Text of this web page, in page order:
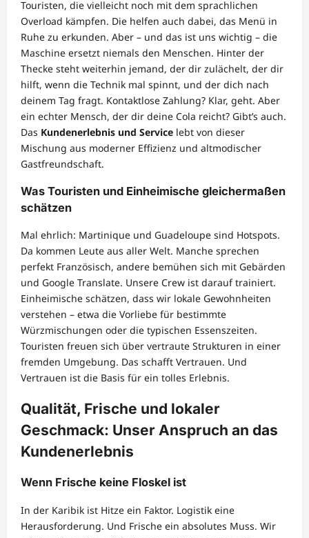
Touristen, die vielleicht noch mit dem sprachlichen
Overload kämpfen. Die helfen auch dabei, das Menü in
Ruhe zu erkunden. Aber – und das ist uns wichtig – die
Maschine ersetzt niemals den Menschen. Hinter der
Thecke steht weiterhin jemand, der dir zulächelt, der dir
hilft, wenn die Technik mal spinnt, und der dich nach
deinem Tag fragt. Kontaktlose Zahlung? Klar, geht. Aber
ein echter Mensch, der dir deine Cola reicht? Gibt’s auch.
Das Kundenerlebnis und Service lebt von dieser
Mischung aus moderner Effizienz und altmodischer
Gastfreundschaft.
Was Touristen und Einheimische gleichermaßen
schätzen
Mal ehrlich: Martinique und Guadeloupe sind Hotspots.
Da kommen Leute aus aller Welt. Manche sprechen
perfekt Französisch, andere bemühen sich mit Gebärden
und Google Translate. Unsere Crew ist darauf trainiert.
Einheimische schätzen, dass wir lokale Gewohnheiten
verstehen – etwa die Vorliebe für bestimmte
Würzmischungen oder die typischen Essenszeiten.
Touristen freuen sich über vertraute Strukturen in einer
fremden Umgebung. Das schafft Vertrauen. Und
Vertrauen ist die Basis für ein tolles Erlebnis.
Qualität, Frische und lokaler
Geschmack: Unser Anspruch an das
Kundenerlebnis
Wenn Frische keine Floskel ist
In der Karibik ist Hitze ein Faktor. Logistik eine
Herausforderung. Und Frische ein absolutes Muss. Wir